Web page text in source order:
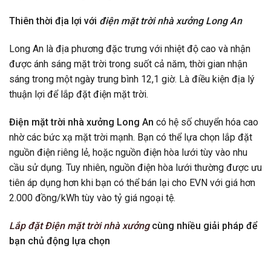
Thiên thời địa lợi với điện mặt trời nhà xưởng Long An
Long An là địa phương đặc trưng với nhiệt độ cao và nhận
được ánh sáng mặt trời trong suốt cả năm, thời gian nhận
sáng trong một ngày trung bình 12,1 giờ. Là điều kiện địa lý
thuận lợi để lắp đặt điện mặt trời.
Điện mặt trời nhà xưởng Long An có hệ số chuyển hóa cao
nhờ các bức xạ mặt trời mạnh. Bạn có thể lựa chọn lắp đặt
nguồn điện riêng lẻ, hoặc nguồn điện hòa lưới tùy vào nhu
cầu sử dụng. Tuy nhiên, nguồn điện hòa lưới thường được ưu
tiên áp dụng hơn khi bạn có thể bán lại cho EVN với giá hơn
2.000 đồng/kWh tùy vào tỷ giá ngoại tệ.
Lắp đặt Điện mặt trời nhà xưởngcùng nhiều giải pháp để
bạn chủ động lựa chọn